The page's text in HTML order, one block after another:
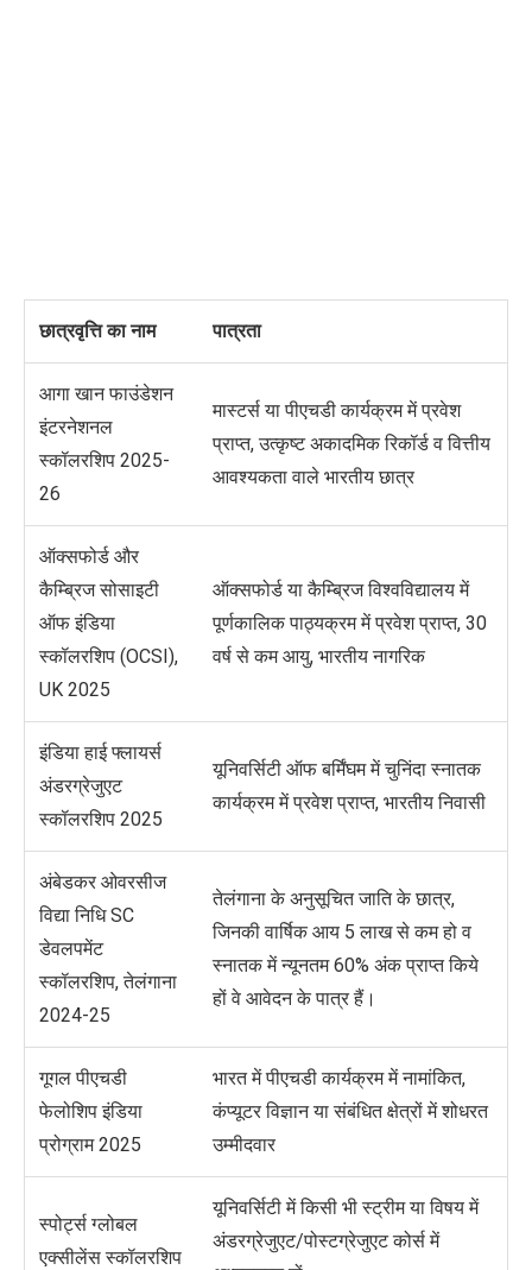
छात्रवृत्ति का नाम पात्रता
आगा खान फाउंडेशन
इंटरनेशनल
स्कॉलरशिप 2025-
26
मास्टर्स या पीएचडी कार्यक्रम में प्रवेश
प्राप्त, उत्कृष्ट अकादमिक रिकॉर्डववित्तीय
आवश्यकतावाले भारतीय छात्र
ऑक्सफोर्ड और
कैम्ब्रिज सोसाइटी
ऑफ इंडिया
स्कॉलरशिप (OCSI),
UK 2025
ऑक्सफोर्ड या कैम्ब्रिज विश्वविद्यालय में
पूर्णकालिक पाठ्यक्रम में प्रवेश प्राप्त, 30
वर्ष से कम आयु, भारतीय नागरिक
इंडिया हाई फ्लायर्स
अंडरग्रेजुएट
स्कॉलरशिप 2025
यूनिवर्सिटी ऑफ बर्मिंघम मेंचुनिंदास्नातक
कार्यक्रम में प्रवेश प्राप्त, भारतीय निवासी
अंबेडकर ओवरसीज
विद्या निधि SC
डेवलपमेंट
स्कॉलरशिप, तेलंगाना
2024-25
तेलंगाना के अनुसूचित जाति के छात्र,
जिनकी वार्षिक आय 5 लाख से कम हो व
स्नातक में न्यूनतम 60% अंक प्राप्त किये
हों वे आवेदन के पात्र हैं।
गूगल पीएचडी
फेलोशिप इंडिया
प्रोग्राम 2025
भारत में पीएचडी कार्यक्रम में नामांकित,
कंप्यूटर विज्ञान या संबंधित क्षेत्रों में शोधरत
उम्मीदवार
स्पोर्ट्स ग्लोबल
एक्सीलेंस स्कॉलरशिप
यूनिवर्सिटी मेंकिसी भी स्ट्रीम या विषय में
अंडरग्रेजुएट/पोस्टग्रेजुएट कोर्समें